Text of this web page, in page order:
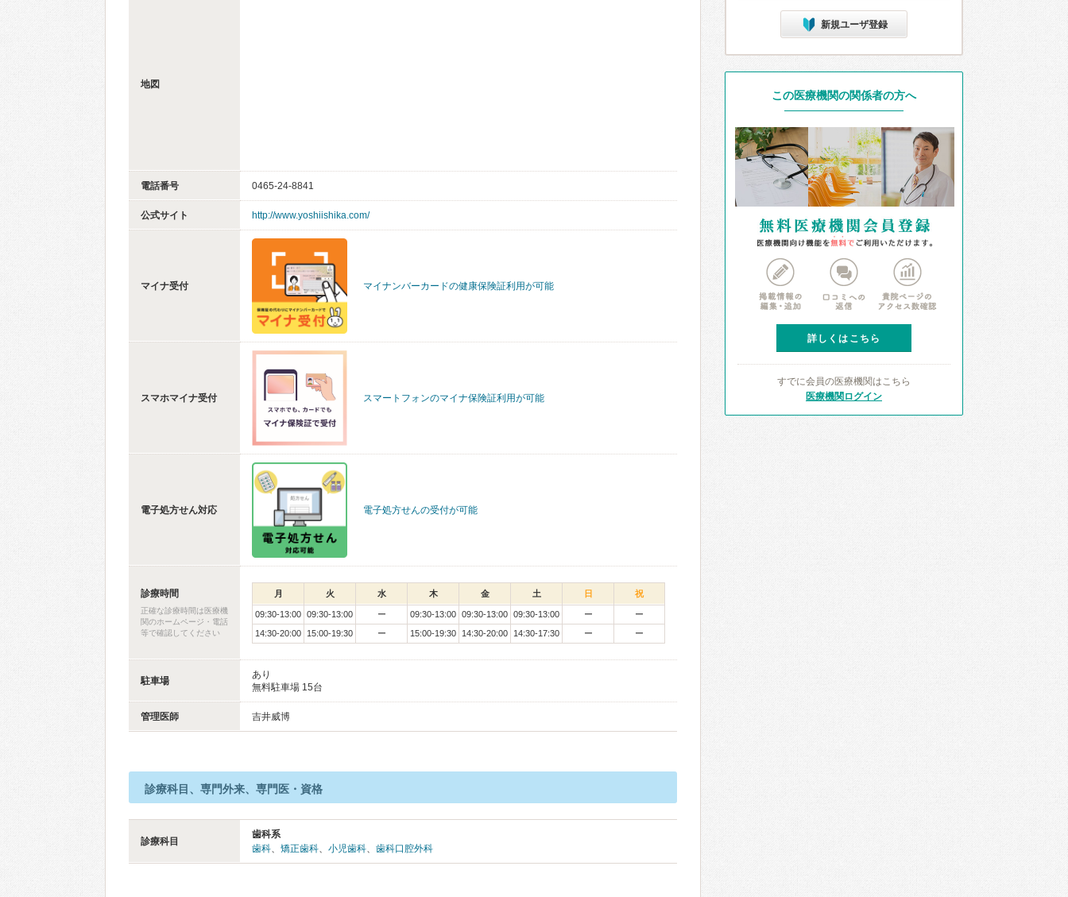
地図
電話番号 0465-24-8841
公式サイト http://www.yoshiishika.com/
マイナ受付 マイナンバーカードの健康保険証利用が可能
スマホマイナ受付 スマートフォンのマイナ保険証利用が可能
電子処方せん対応 電子処方せんの受付が可能
診療時間
正確な診療時間は医療機
関のホームページ・電話
等で確認してください
月 火 水 木 金 土 日 祝
09:30-13:00 09:30-13:00 ー 09:30-13:00 09:30-13:00 09:30-13:00 ー
ー
14:30-20:00
15:00-19:30 ー 15:00-19:30 14:30-20:00 14:30-17:30 ー ー
駐車場
あり
無料駐車場 15台
管理医師 吉井威博
診療科目、専門外来、専門医・資格
診療科目
歯科系
歯科、 矯正歯科、 小児歯科、 歯科口腔外科
新規ユーザ登録
この医療機関の関係者の方へ
詳しくはこちら
すでに会員の医療機関はこちら
医療機関ログイン